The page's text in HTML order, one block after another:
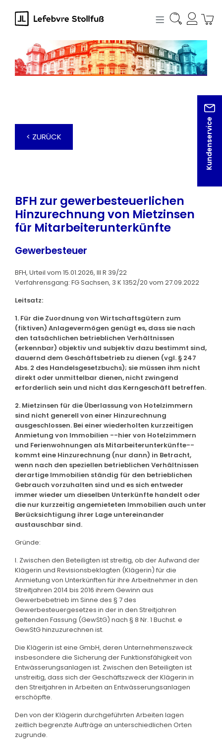
springen
Kundenservice
< ZURÜCK
BFH zur gewerbesteuerlichen
Hinzurechnung von Mietzinsen
für Mitarbeiterunterkünfte
Gewerbesteuer
BFH, Urteil vom 15.01.2026, III R 39/22
Verfahrensgang: FG Sachsen, 3 K 1352/20 vom 27.09.2022
Leitsatz:
1. Für die Zuordnung von Wirtschaftsgütern zum
(fiktiven) Anlagevermögen genügt es, dass sie nach
den tatsächlichen betrieblichen Verhältnissen
(erkennbar) objektiv und subjektiv dazu bestimmt sind,
dauernd dem Geschäftsbetrieb zu dienen (vgl. § 247
Abs. 2 des Handelsgesetzbuchs); sie müssen ihm nicht
direkt oder unmittelbar dienen, nicht zwingend
erforderlich sein und nicht das Kerngeschäft betreffen.
2. Mietzinsen für die Überlassung von Hotelzimmern
sind nicht generell von einer Hinzurechnung
ausgeschlossen. Bei einer wiederholten kurzzeitigen
Anmietung von Immobilien --hier von Hotelzimmern
und Ferienwohnungen als Mitarbeiterunterkünfte--
kommt eine Hinzurechnung (nur dann) in Betracht,
wenn nach den speziellen betrieblichen Verhältnissen
derartige Immobilien ständig für den betrieblichen
Gebrauch vorzuhalten sind und es sich entweder
immer wieder um dieselben Unterkünfte handelt oder
die nur kurzzeitig angemieteten Immobilien auch unter
Berücksichtigung ihrer Lage untereinander
austauschbar sind.
Gründe:
I. Zwischen den Beteiligten ist streitig, ob der Aufwand der
Klägerin und Revisionsbeklagten (Klägerin) für die
Anmietung von Unterkünften für ihre Arbeitnehmer in den
Streitjahren 2014 bis 2016 ihrem Gewinn aus
Gewerbebetrieb im Sinne des § 7 des
Gewerbesteuergesetzes in der in den Streitjahren
geltenden Fassung (GewStG) nach § 8 Nr. 1 Buchst. e
GewStG hinzuzurechnen ist.
Die Klägerin ist eine GmbH, deren Unternehmenszweck
insbesondere die Sicherung der Funktionsfähigkeit von
Entwässerungsanlagen ist. Zwischen den Beteiligten ist
unstreitig, dass sich der Geschäftszweck der Klägerin in
den Streitjahren in Arbeiten an Entwässerungsanlagen
erschöpfte.
Den von der Klägerin durchgeführten Arbeiten lagen
zeitlich begrenzte Aufträge an unterschiedlichen Orten
zugrunde.